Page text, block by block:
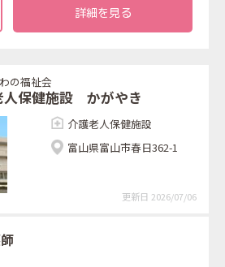
詳細を見る
の福祉会
人保健施設 かがやき
介護老人保健施設
富山県富山市春日362-1
更新日 2026/07/06